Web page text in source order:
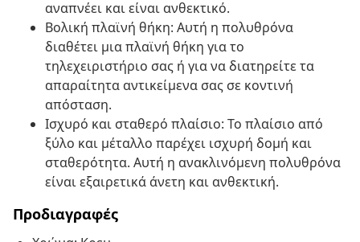
αναπνέει και είναι ανθεκτικό.
Βολική πλαϊνή θήκη: Αυτή η πολυθρόνα
διαθέτει μια πλαϊνή θήκη για το
τηλεχειριστήριο σας ή για να διατηρείτε τα
απαραίτητα αντικείμενα σας σε κοντινή
απόσταση.
Ισχυρό και σταθερό πλαίσιο: Το πλαίσιο από
ξύλο και μέταλλο παρέχει ισχυρή δομή και
σταθερότητα. Αυτή η ανακλινόμενη πολυθρόνα
είναι εξαιρετικά άνετη και ανθεκτική.
Προδιαγραφές